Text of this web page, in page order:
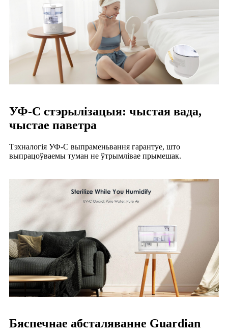
УФ-С стэрылізацыя: чыстая вада,
чыстае паветра
Тэхналогія УФ-С выпраменьвання гарантуе, што
выпрацоўваемы туман не ўтрымлівае прымешак.
Бяспечнае абсталяванне Guardian